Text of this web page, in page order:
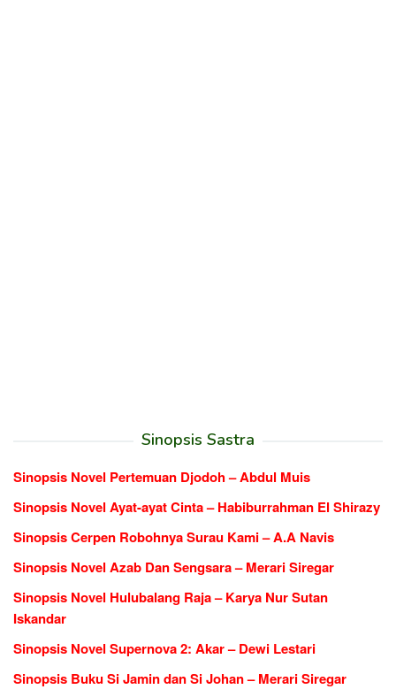
Sinopsis Sastra
Sinopsis Novel Pertemuan Djodoh – Abdul Muis
Sinopsis Novel Ayat-ayat Cinta – Habiburrahman El Shirazy
Sinopsis Cerpen Robohnya Surau Kami – A.A Navis
Sinopsis Novel Azab Dan Sengsara – Merari Siregar
Sinopsis Novel Hulubalang Raja – Karya Nur Sutan
Iskandar
Sinopsis Novel Supernova 2: Akar – Dewi Lestari
Sinopsis Buku Si Jamin dan Si Johan – Merari Siregar